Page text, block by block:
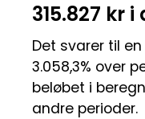
315.827 kr i
Det svarer til
3.058,3% over
beløbet i
andre perioder.